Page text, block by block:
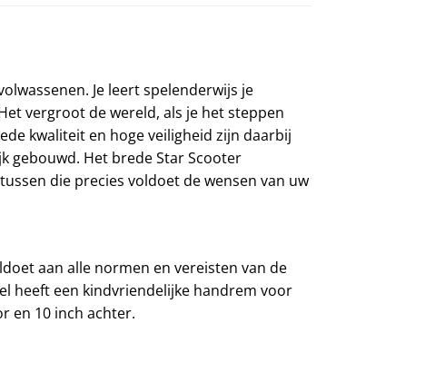
Je leert spelenderwijs je
vergroot de wereld, als je het steppen
kwaliteit en hoge veiligheid zijn daarbij
gebouwd. Het brede Star Scooter
die precies voldoet de wensen van uw
aan alle normen en vereisten van de
heeft een kindvriendelijke handrem voor
en 10 inch achter.